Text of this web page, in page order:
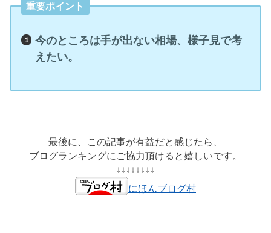
重要ポイント
今のところは手が出ない相場、様子見で考
えたい。
最後に、この記事が有益だと感じたら、
ブログランキングにご協力頂けると嬉しいです。
↓↓↓↓↓↓↓↓
にほんブログ村